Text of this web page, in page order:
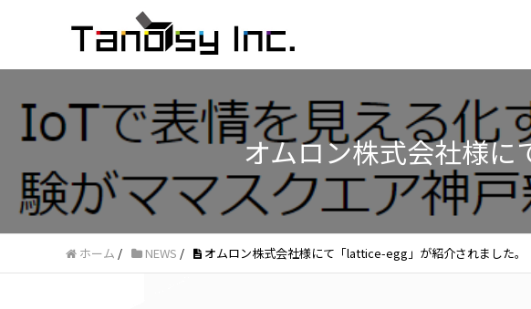
オムロン株式会社様に
ホーム / NEWS / オムロン株式会社様にて「lattice-egg」が紹介されました。